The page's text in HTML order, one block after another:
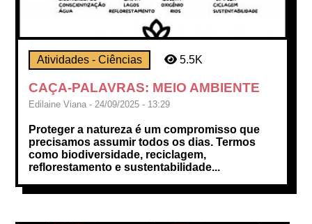
Atividades - Ciências 5.5K
CAÇA-PALAVRAS: MEIO AMBIENTE
Edilaine Viana - 24/09/2025 - 13:29
Proteger a natureza é um compromisso que
precisamos assumir todos os dias. Termos
como biodiversidade, reciclagem,
reflorestamento e sustentabilidade...